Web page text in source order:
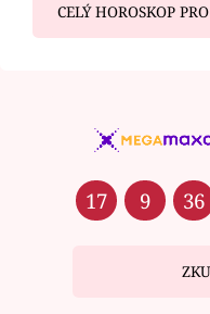
CELÝ HOROSKOP
17 9 36